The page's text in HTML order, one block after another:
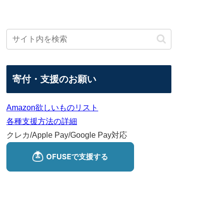
寄付・支援のお願い
Amazon欲しいものリスト
各種支援方法の詳細
クレカ/Apple Pay/Google Pay対応